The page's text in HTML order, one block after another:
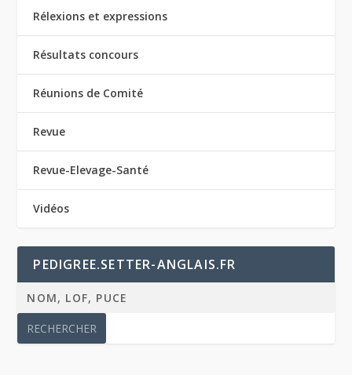
Rélexions et expressions
Résultats concours
Réunions de Comité
Revue
Revue-Elevage-Santé
Vidéos
PEDIGREE.SETTER-ANGLAIS.FR